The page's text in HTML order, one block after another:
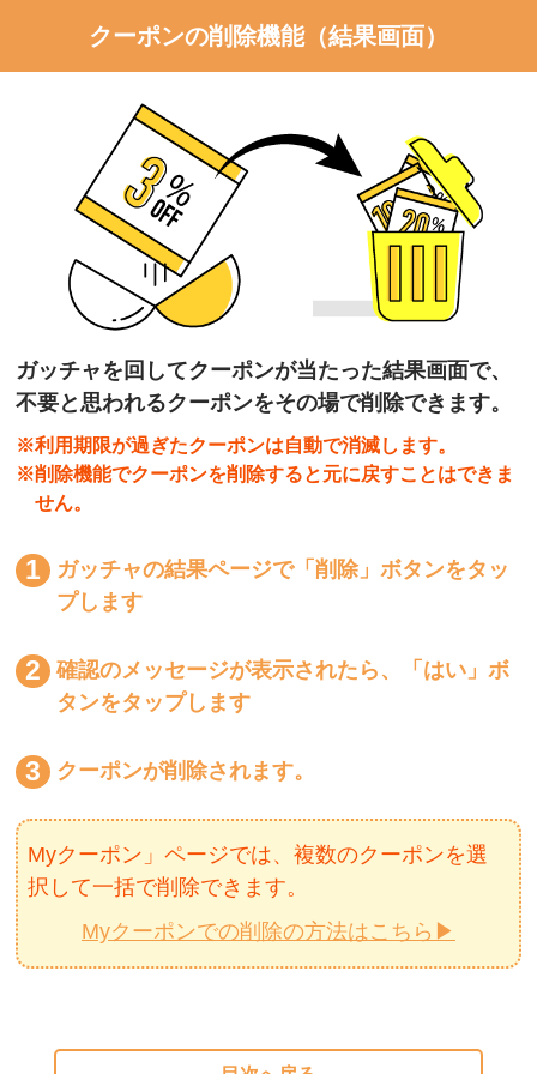
クーポンの削除機能（結果画面）
ガッチャを回してクーポンが当たった結果画面で、
不要と思われるクーポンをその場で削除できます。
※利用期限が過ぎたクーポンは自動で消滅します。
※削除機能でクーポンを削除すると元に戻すことはできま
せん。
ガッチャの結果ページで「削除」ボタンをタッ
プします
確認のメッセージが表示されたら、「はい」ボ
タンをタップします
クーポンが削除されます。
Myクーポン」ページでは、複数のクーポンを選
択して一括で削除できます。
Myクーポンでの削除の方法はこちら▶